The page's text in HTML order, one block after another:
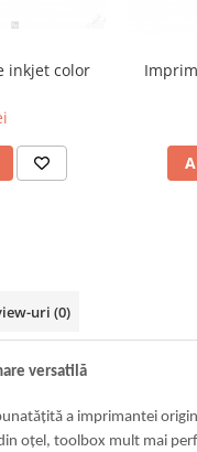
inkjet color
uri (0)
versatilă
a imprimantei
oțel, toolbox mult mai